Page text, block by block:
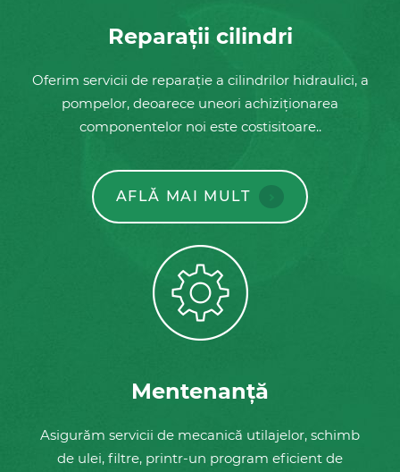
Reparații cilindri
Oferim servicii de reparație a cilindrilor hidraulici, a
pompelor, deoarece uneori achiziționarea
componentelor noi este costisitoare..
AFLĂ MAI MULT
Mentenanță
Asigurăm servicii de mecanică utilajelor, schimb
de ulei, filtre, printr-un program eficient de